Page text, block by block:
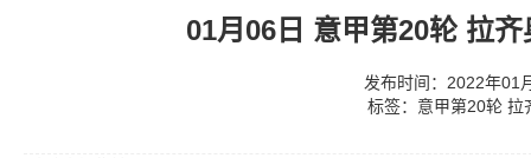
01月06日 意甲第20轮 拉
发布时间：2022年01
标签： 意甲第20轮 拉